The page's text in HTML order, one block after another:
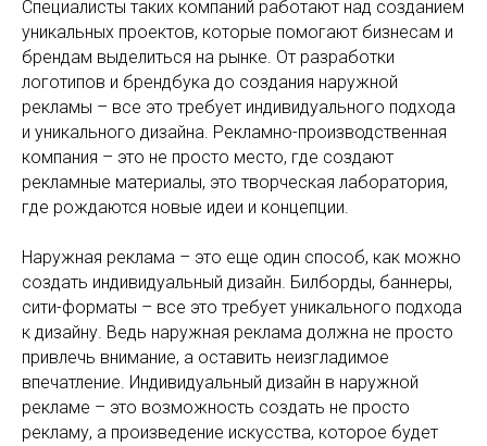
Специалисты таких компаний работают над созданием
уникальных проектов, которые помогают бизнесам и
брендам выделиться на рынке. От разработки
логотипов и брендбука до создания наружной
рекламы – все это требует индивидуального подхода
и уникального дизайна. Рекламно-производственная
компания – это не просто место, где создают
рекламные материалы, это творческая лаборатория,
где рождаются новые идеи и концепции.
Наружная реклама – это еще один способ, как можно
создать индивидуальный дизайн. Билборды, баннеры,
сити-форматы – все это требует уникального подхода
к дизайну. Ведь наружная реклама должна не просто
привлечь внимание, а оставить неизгладимое
впечатление. Индивидуальный дизайн в наружной
рекламе – это возможность создать не просто
рекламу, а произведение искусства, которое будет